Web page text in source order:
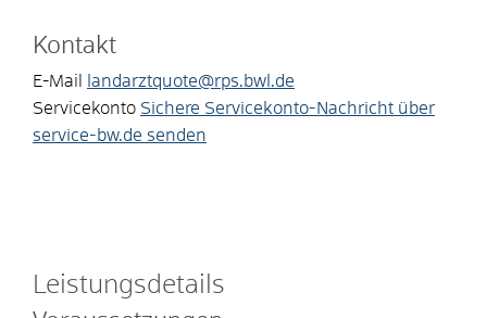
Kontakt
E-Mail
landarztquote@rps.bwl.de
Servicekonto Sichere Servicekonto-Nachricht über
service-bw.de senden
Leistungsdetails